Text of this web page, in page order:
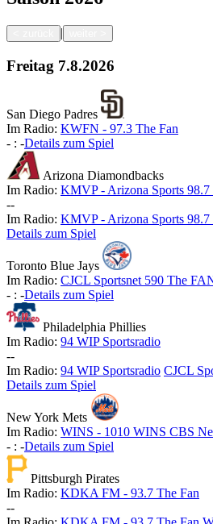
|
Freitag 7.8.2026
San Diego Padres
Im Radio: KWFN - 97.3 The Fan
- : -Details zum Spiel
Arizona Diamondbacks
Im Radio: KMVP - Arizona Sports
--
Im Radio: KMVP - Arizona Sports
Details zum Spiel
Toronto Blue Jays
Im Radio: CJCL Sportsnet 590 The
- : -Details zum Spiel
Philadelphia Phillies
Im Radio: 94 WIP Sportsradio
--
Im Radio: 94 WIP Sportsradio CJCL
Details zum Spiel
New York Mets
Im Radio: WINS - 1010 WINS CBS
- : -Details zum Spiel
Pittsburgh Pirates
Im Radio: KDKA FM - 93.7 The Fan
--